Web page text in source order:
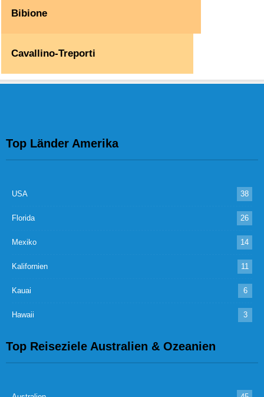
Bibione
Cavallino-Treporti
Top Länder Amerika
USA 38
Florida 26
Mexiko 14
Kalifornien 11
Kauai 6
Hawaii 3
Top Reiseziele Australien & Ozeanien